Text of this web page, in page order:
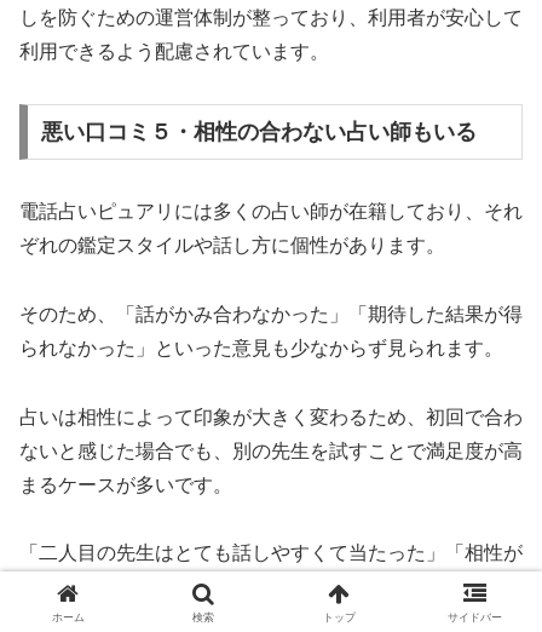
しを防ぐための運営体制が整っており、利用者が安心して
利用できるよう配慮されています。
悪い口コミ５・相性の合わない占い師もいる
電話占いピュアリには多くの占い師が在籍しており、それ
ぞれの鑑定スタイルや話し方に個性があります。
そのため、「話がかみ合わなかった」「期待した結果が得
られなかった」といった意見も少なからず見られます。
占いは相性によって印象が大きく変わるため、初回で合わ
ないと感じた場合でも、別の先生を試すことで満足度が高
まるケースが多いです。
「二人目の先生はとても話しやすくて当たった」「相性が
合う先生に出会えてリピートしている」という口コミも目
立ちます。
ホーム 検索 トップ サイドバー